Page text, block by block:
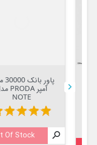
پاور بانک 30000 میلی
آمپر PRODA مدل
NOTE
star
star
star
star
Out Of Stock
